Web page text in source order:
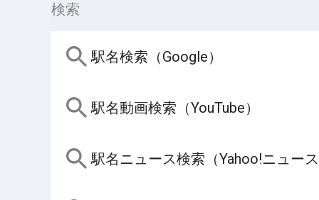
検索
駅名検索（Google）
駅名動画検索（YouTube）
駅名ニュース検索（Yahoo!ニュー